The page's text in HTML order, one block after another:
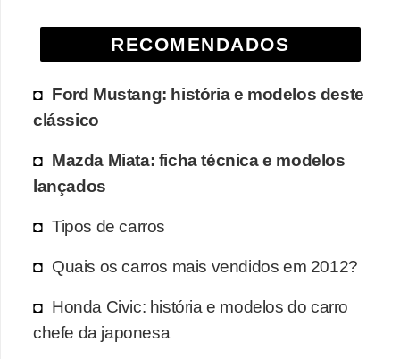
RECOMENDADOS
Ford Mustang: história e modelos deste
clássico
Mazda Miata: ficha técnica e modelos
lançados
Tipos de carros
Quais os carros mais vendidos em 2012?
Honda Civic: história e modelos do carro
chefe da japonesa